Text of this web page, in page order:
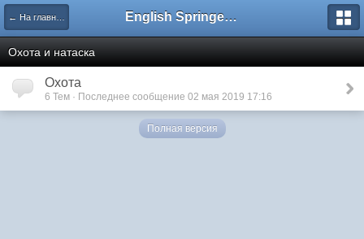
← На главную English Springer Spaniel Club
Охота и натаска
Охота
6 Тем · Последнее сообщение 02 мая 2019 17:16
Полная версия